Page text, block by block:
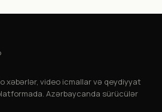
xəbərlər, video icmallar və qeydiyyat
Azərbaycanda sürücülər